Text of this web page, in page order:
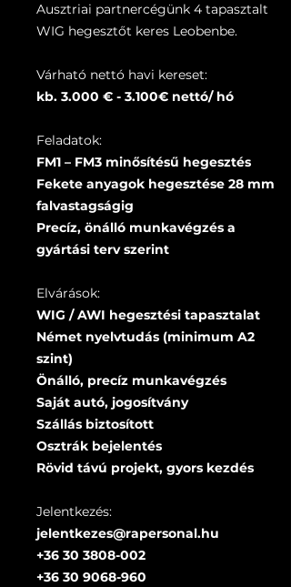
Ausztriai partnercégünk 4 tapasztalt
WIG hegesztőt keres Leobenbe.
Várható nettó havi kereset:
kb. 3.000 € - 3.100€ nettó/ hó
Feladatok:
FM1 – FM3 minősítésű hegesztés
Fekete anyagok hegesztése 28 mm
falvastagságig
Precíz, önálló munkavégzés a
gyártási terv szerint
Elvárások:
WIG / AWI hegesztési tapasztalat
Német nyelvtudás (minimum A2
szint)
Önálló, precíz munkavégzés
Saját autó, jogosítvány
Szállás biztosított
Osztrák bejelentés
Rövid távú projekt, gyors kezdés
Jelentkezés:
jelentkezes@rapersonal.hu
+36 30 3808-002
+36 30 9068-960